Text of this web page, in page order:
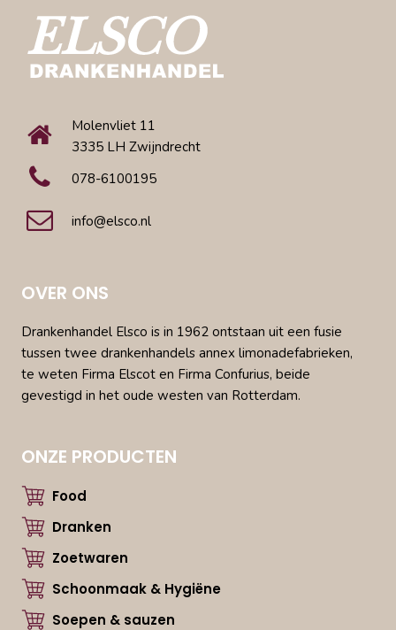
Molenvliet 11
3335 LH Zwijndrecht
078-6100195
info@elsco.nl
OVER ONS
Drankenhandel Elsco is in 1962 ontstaan uit een fusie
tussen twee drankenhandels annex limonadefabrieken,
te weten Firma Elscot en Firma Confurius, beide
gevestigd in het oude westen van Rotterdam.
ONZE PRODUCTEN
Food
Dranken
Zoetwaren
Schoonmaak & Hygiëne
Soepen & sauzen